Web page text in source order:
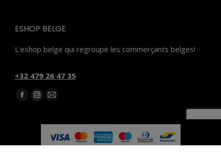
ESHOP BELGE
L'eshop belge qui regroupe les commerçants belges!
‭+32 479 26 47 35‬
Trouvez nous sur :
Facebook
opens
Instagram
opens
E-
page
opens